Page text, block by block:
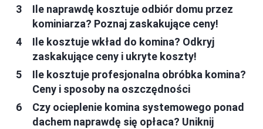
Ile naprawdę kosztuje odbiór domu przez
kominiarza? Poznaj zaskakujące ceny!
Ile kosztuje wkład do komina? Odkryj
zaskakujące ceny i ukryte koszty!
Ile kosztuje profesjonalna obróbka komina?
Ceny i sposoby na oszczędności
Czy ocieplenie komina systemowego ponad
dachem naprawdę się opłaca? Uniknij